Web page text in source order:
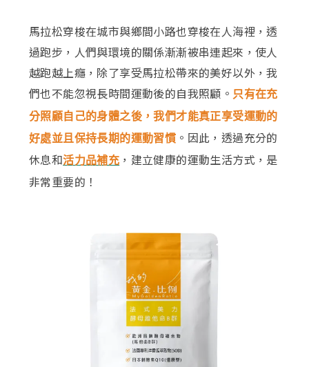
馬拉松穿梭在城市與鄉間小路也穿梭在人海裡，透
過跑步，人們與環境的關係漸漸被串連起來，使人
越跑越上癮，除了享受馬拉松帶來的美好以外，我
們也不能忽視長時間運動後的自我照顧。 只有在充
分照顧自己的身體之後，我們才能真正享受運動的
好處並且保持長期的運動習慣 。因此，透過充分的
休息和活力品補充 ，建立健康的運動生活方式，是
非常重要的！